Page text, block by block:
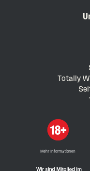
Totally
Mehr Informationen